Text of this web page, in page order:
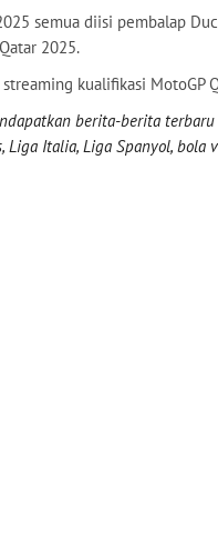
semua diisi pembalap
2025.
kualifikasi MotoGP
berita-berita
Italia, Liga Spanyol, bola